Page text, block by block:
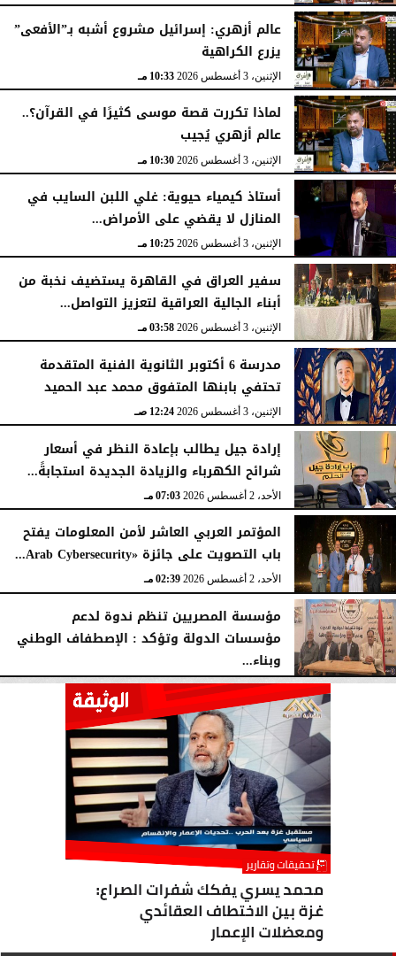
عالم أزهري: إسرائيل مشروع أشبه بـ”الأفعى”
يزرع الكراهية
الإثنين، 3 أغسطس 2026 10:33 مـ
لماذا تكررت قصة موسى كثيرًا في القرآن؟..
عالم أزهري يُجيب
الإثنين، 3 أغسطس 2026 10:30 مـ
أستاذ كيمياء حيوية: غلي اللبن السايب في
المنازل لا يقضي على الأمراض...
الإثنين، 3 أغسطس 2026 10:25 مـ
سفير العراق في القاهرة يستضيف نخبة من
أبناء الجالية العراقية لتعزيز التواصل...
الإثنين، 3 أغسطس 2026 03:58 مـ
مدرسة 6 أكتوبر الثانوية الفنية المتقدمة
تحتفي بابنها المتفوق محمد عبد الحميد
الإثنين، 3 أغسطس 2026 12:24 صـ
إرادة جيل يطالب بإعادة النظر في أسعار
شرائح الكهرباء والزيادة الجديدة استجابةً...
الأحد، 2 أغسطس 2026 07:03 مـ
المؤتمر العربي العاشر لأمن المعلومات يفتح
باب التصويت على جائزة «Arab Cybersecurity...
الأحد، 2 أغسطس 2026 02:39 مـ
مؤسسة المصريين تنظم ندوة لدعم
مؤسسات الدولة وتؤكد : الإصطفاف الوطني
وبناء...
الأحد، 2 أغسطس 2026 10:20 صـ